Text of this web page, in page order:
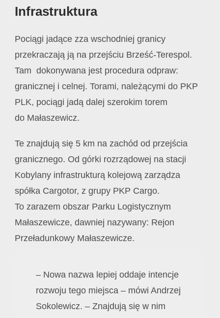
Infrastruktura
Pociągi jadące zza wschodniej granicy
przekraczają ją na przejściu Brześć-Terespol.
Tam dokonywana jest procedura odpraw:
granicznej i celnej. Torami, należącymi do PKP
PLK, pociągi jadą dalej szerokim torem
do Małaszewicz.
Te znajdują się 5 km na zachód od przejścia
granicznego. Od górki rozrządowej na stacji
Kobylany infrastrukturą kolejową zarządza
spółka Cargotor, z grupy PKP Cargo.
To zarazem obszar Parku Logistycznym
Małaszewicze, dawniej nazywany: Rejon
Przeładunkowy Małaszewicze.
– Nowa nazwa lepiej oddaje intencje
rozwoju tego miejsca – mówi Andrzej
Sokolewicz. – Znajdują się w nim